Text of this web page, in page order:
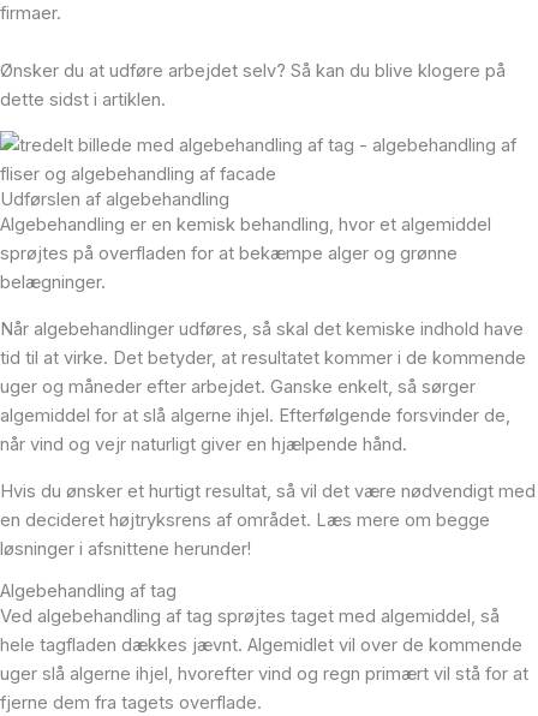
firmaer.
Ønsker du at udføre arbejdet selv? Så kan du blive klogere på
dette sidst i artiklen.
Udførslen af algebehandling
Algebehandling er en kemisk behandling, hvor et algemiddel
sprøjtes på overfladen for at bekæmpe alger og grønne
belægninger.
Når algebehandlinger udføres, så skal det kemiske indhold have
tid til at virke. Det betyder, at resultatet kommer i de kommende
uger og måneder efter arbejdet. Ganske enkelt, så sørger
algemiddel for at slå algerne ihjel. Efterfølgende forsvinder de,
når vind og vejr naturligt giver en hjælpende hånd.
Hvis du ønsker et hurtigt resultat, så vil det være nødvendigt med
en decideret højtryksrens af området. Læs mere om begge
løsninger i afsnittene herunder!
Algebehandling af tag
Ved algebehandling af tag sprøjtes taget med algemiddel, så
hele tagfladen dækkes jævnt. Algemidlet vil over de kommende
uger slå algerne ihjel, hvorefter vind og regn primært vil stå for at
fjerne dem fra tagets overflade.